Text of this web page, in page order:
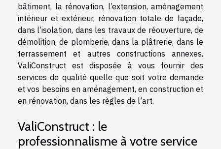
bâtiment, la rénovation, l’extension, aménagement
intérieur et extérieur, rénovation totale de façade,
dans l’isolation, dans les travaux de réouverture, de
démolition, de plomberie, dans la plâtrerie, dans le
terrassement et autres constructions annexes.
ValiConstruct est disposée à vous fournir des
services de qualité quelle que soit votre demande
et vos besoins en aménagement, en construction et
en rénovation, dans les règles de l’art.
ValiConstruct : le
professionnalisme à votre service